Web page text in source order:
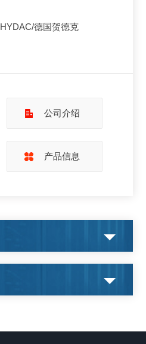
HYDAC/德国贺德克
公司介绍
产品信息